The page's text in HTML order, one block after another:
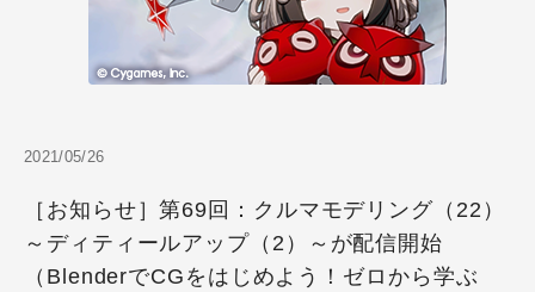
2021/05/26
［お知らせ］第69回：クルマモデリング（22）
～ディティールアップ（2）～が配信開始
（BlenderでCGをはじめよう！ゼロから学ぶ